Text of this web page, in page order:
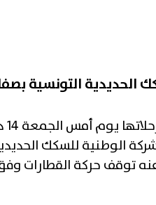
الحديدية التونسية
الشركة الوطنية للسكك
توقف حركة القطارات